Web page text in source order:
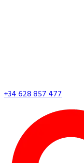
+34 628 857 477